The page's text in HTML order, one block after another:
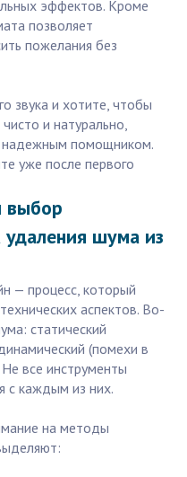
эффектов. Кроме
позволяет
пожелания без
звука и хотите, чтобы
и натурально,
надежным помощником.
уже после первого
выбор
удаления шума из
— процесс, который
аспектов. Во-
статический
(помехи в
все инструменты
с каждым из них.
на методы